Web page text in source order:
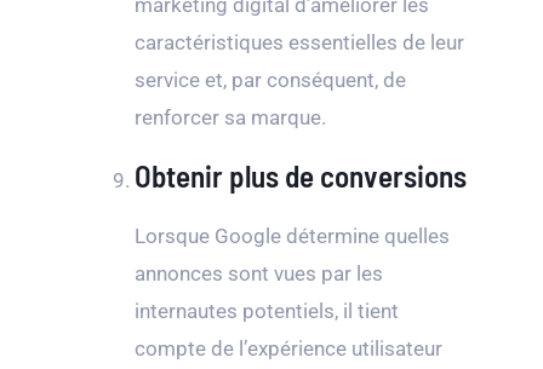
marketing digital d’améliorer les
caractéristiques essentielles de leur
service et, par conséquent, de
renforcer sa marque.
Obtenir plus de conversions
Lorsque Google détermine quelles
annonces sont vues par les
internautes potentiels, il tient
compte de l’expérience utilisateur